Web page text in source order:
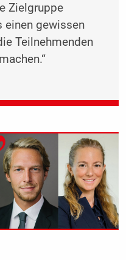
Zielgruppe
einen gewissen
Teilnehmenden